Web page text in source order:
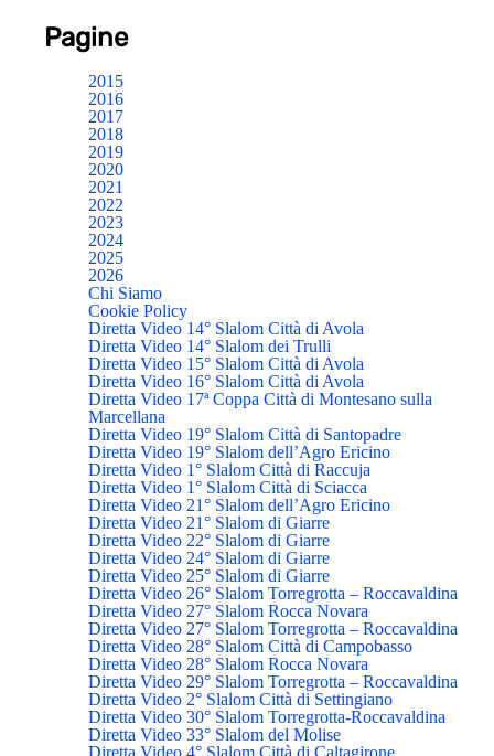
Pagine
2015
2016
2017
2018
2019
2020
2021
2022
2023
2024
2025
2026
Chi Siamo
Cookie Policy
Diretta Video 14° Slalom Città di Avola
Diretta Video 14° Slalom dei Trulli
Diretta Video 15° Slalom Città di Avola
Diretta Video 16° Slalom Città di Avola
Diretta Video 17ª Coppa Città di Montesano sulla
Marcellana
Diretta Video 19° Slalom Città di Santopadre
Diretta Video 19° Slalom dell’Agro Ericino
Diretta Video 1° Slalom Città di Raccuja
Diretta Video 1° Slalom Città di Sciacca
Diretta Video 21° Slalom dell’Agro Ericino
Diretta Video 21° Slalom di Giarre
Diretta Video 22° Slalom di Giarre
Diretta Video 24° Slalom di Giarre
Diretta Video 25° Slalom di Giarre
Diretta Video 26° Slalom Torregrotta – Roccavaldina
Diretta Video 27° Slalom Rocca Novara
Diretta Video 27° Slalom Torregrotta – Roccavaldina
Diretta Video 28° Slalom Città di Campobasso
Diretta Video 28° Slalom Rocca Novara
Diretta Video 29° Slalom Torregrotta – Roccavaldina
Diretta Video 2° Slalom Città di Settingiano
Diretta Video 30° Slalom Torregrotta-Roccavaldina
Diretta Video 33° Slalom del Molise
Diretta Video 4° Slalom Città di Caltagirone